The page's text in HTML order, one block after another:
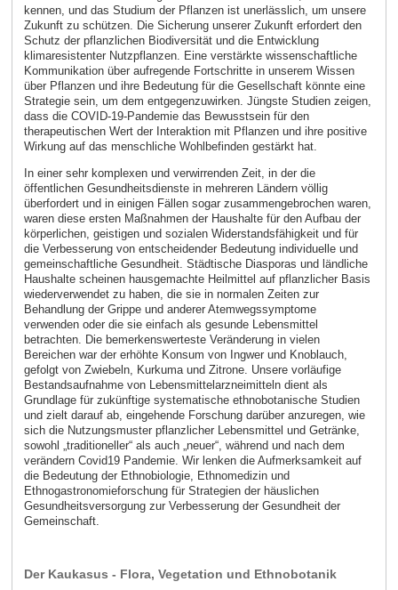
kennen, und das Studium der Pflanzen ist unerlässlich, um unsere
Zukunft zu schützen. Die Sicherung unserer Zukunft erfordert den
Schutz der pflanzlichen Biodiversität und die Entwicklung
klimaresistenter Nutzpflanzen. Eine verstärkte wissenschaftliche
Kommunikation über aufregende Fortschritte in unserem Wissen
über Pflanzen und ihre Bedeutung für die Gesellschaft könnte eine
Strategie sein, um dem entgegenzuwirken. Jüngste Studien zeigen,
dass die COVID-19-Pandemie das Bewusstsein für den
therapeutischen Wert der Interaktion mit Pflanzen und ihre positive
Wirkung auf das menschliche Wohlbefinden gestärkt hat.
In einer sehr komplexen und verwirrenden Zeit, in der die
öffentlichen Gesundheitsdienste in mehreren Ländern völlig
überfordert und in einigen Fällen sogar zusammengebrochen waren,
waren diese ersten Maßnahmen der Haushalte für den Aufbau der
körperlichen, geistigen und sozialen Widerstandsfähigkeit und für
die Verbesserung von entscheidender Bedeutung individuelle und
gemeinschaftliche Gesundheit. Städtische Diasporas und ländliche
Haushalte scheinen hausgemachte Heilmittel auf pflanzlicher Basis
wiederverwendet zu haben, die sie in normalen Zeiten zur
Behandlung der Grippe und anderer Atemwegssymptome
verwenden oder die sie einfach als gesunde Lebensmittel
betrachten. Die bemerkenswerteste Veränderung in vielen
Bereichen war der erhöhte Konsum von Ingwer und Knoblauch,
gefolgt von Zwiebeln, Kurkuma und Zitrone. Unsere vorläufige
Bestandsaufnahme von Lebensmittelarzneimitteln dient als
Grundlage für zukünftige systematische ethnobotanische Studien
und zielt darauf ab, eingehende Forschung darüber anzuregen, wie
sich die Nutzungsmuster pflanzlicher Lebensmittel und Getränke,
sowohl „traditioneller“ als auch „neuer“, während und nach dem
verändern Covid19 Pandemie. Wir lenken die Aufmerksamkeit auf
die Bedeutung der Ethnobiologie, Ethnomedizin und
Ethnogastronomieforschung für Strategien der häuslichen
Gesundheitsversorgung zur Verbesserung der Gesundheit der
Gemeinschaft.
Der Kaukasus - Flora, Vegetation und Ethnobotanik